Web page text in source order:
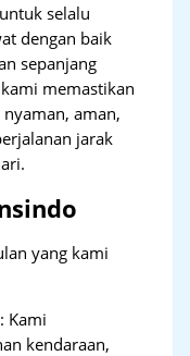
selalu
dengan baik
sepanjang
memastikan
aman,
jarak
yang kami
: Kami
kendaraan,